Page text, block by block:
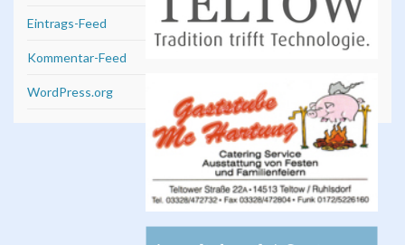
Eintrags-Feed
Kommentar-Feed
WordPress.org